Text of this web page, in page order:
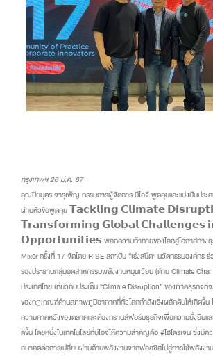
กรุงเทพฯ 26 มี.ค. 67
คุณปิยบุตร จารุเพ็ญ กรรมการผู้จัดการ บีไอจี พูดคุยและแบ่งปันประ
ผ่านหัวข้อพูดคุย 𝗧𝗮𝗰𝗸𝗹𝗶𝗻𝗴 𝗖𝗹𝗶𝗺𝗮𝘁𝗲
𝗧𝗿𝗮𝗻𝘀𝗳𝗼𝗿𝗺𝗶𝗻𝗴 𝗚𝗹𝗼𝗯𝗮𝗹 𝗖𝗵𝗮𝗹𝗹𝗲𝗻𝗴𝗲𝘀
𝗢𝗽𝗽𝗼𝗿𝘁𝘂𝗻𝗶𝘁𝗶𝗲𝘀 พลิกความท้าทายของโลกสู่โอกาสทางธุร
Mixer ครั้งที่ 17 จัดโดยRISEสถาบัน “เร่งสปีด” นวัตกรรมองค์กร
รองประธานกลุ่มอุตสาหกรรมพลังงานหมุนเวียน (ด้าน Climate
ประเทศไทย เกี่ยวกับประเด็น “Climate Disruption” ของภาคธุรกิจ
ของกฎเกณฑ์ด้านสภาพภูมิอากาศที่ทั่วโลกกำลังเริ่งผลักดันให้เกิดขึ้
ความคาดหวังของตลาดและต้องทรานส์ฟอร์มธุรกิจเพื่อความยั่งยืนแ
ดีขึ้น โดยหนึ่งในเทคโนโลยีที่บีไอจีให้ความสำคัญคือ #ไฮโดรเจน ซึ่งมี
อนาคตต่อการเปลี่ยนผ่านด้านพลังงานจากฟอสซิสไปสู่การใช้พลังงา